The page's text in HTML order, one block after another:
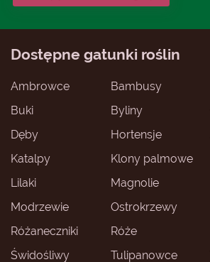
Dostępne gatunki roślin
Ambrowce Bambusy
Buki
Byliny
Dęby
Hortensje
Katalpy
Klony palmowe
Lilaki
Magnolie
Modrzewie
Ostrokrzewy
Różaneczniki
Róże
Świdośliwy
Tulipanowce